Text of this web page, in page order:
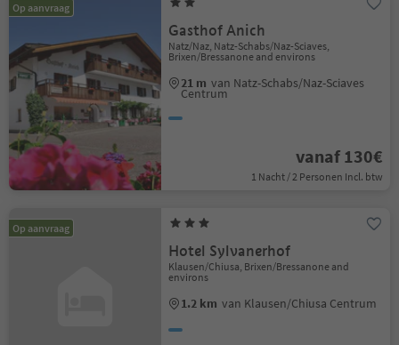
Op aanvraag
Gasthof Anich
Natz/Naz, Natz-Schabs/Naz-Sciaves,
Brixen/Bressanone and environs
21 m van Natz-Schabs/Naz-Sciaves
Centrum
vanaf 130€
1 Nacht / 2 Personen Incl. btw
Op aanvraag
Hotel Sylvanerhof
Klausen/Chiusa, Brixen/Bressanone and
environs
1.2 km van Klausen/Chiusa Centrum